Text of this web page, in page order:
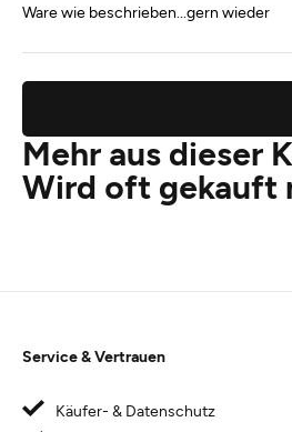
Ware wie beschrieben...gern wieder
Mehr aus dieser
Wird oft gekauft
Service & Vertrauen
Käufer- & Datenschutz